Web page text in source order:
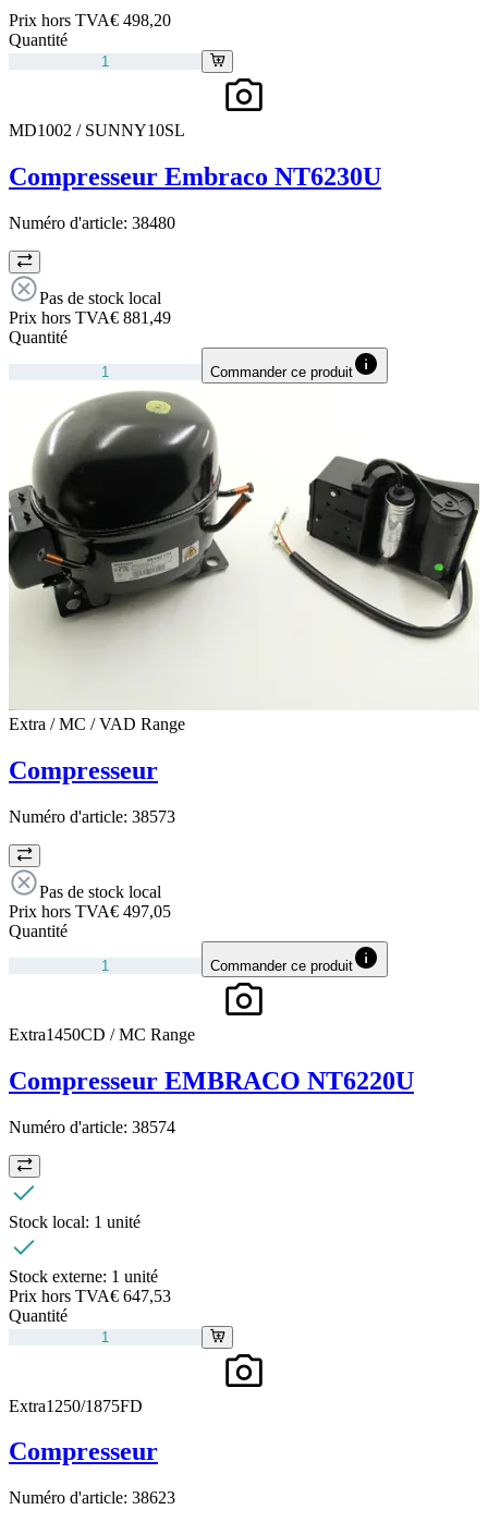
Prix hors TVA€ 498,20
Quantité
MD1002 / SUNNY10SL
Compresseur Embraco NT6230U
Numéro d'article: 38480
Pas de stock local
Prix hors TVA€ 881,49
Quantité
Commander ce produit
Extra / MC / VAD Range
Compresseur
Numéro d'article: 38573
Pas de stock local
Prix hors TVA€ 497,05
Quantité
Commander ce produit
Extra1450CD / MC Range
Compresseur EMBRACO NT6220U
Numéro d'article: 38574
Stock local: 1 unité
Stock externe: 1 unité
Prix hors TVA€ 647,53
Quantité
Extra1250/1875FD
Compresseur
Numéro d'article: 38623